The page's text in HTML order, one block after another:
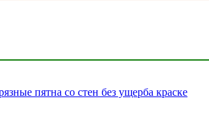
пятна со стен без ущерба краске